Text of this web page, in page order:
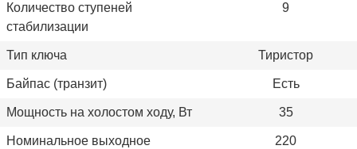
Количество ступеней
стабилизации
9
Тип ключа Тиристор
Байпас (транзит) Есть
Мощность на холостом ходу, Вт 35
Номинальное выходное
220